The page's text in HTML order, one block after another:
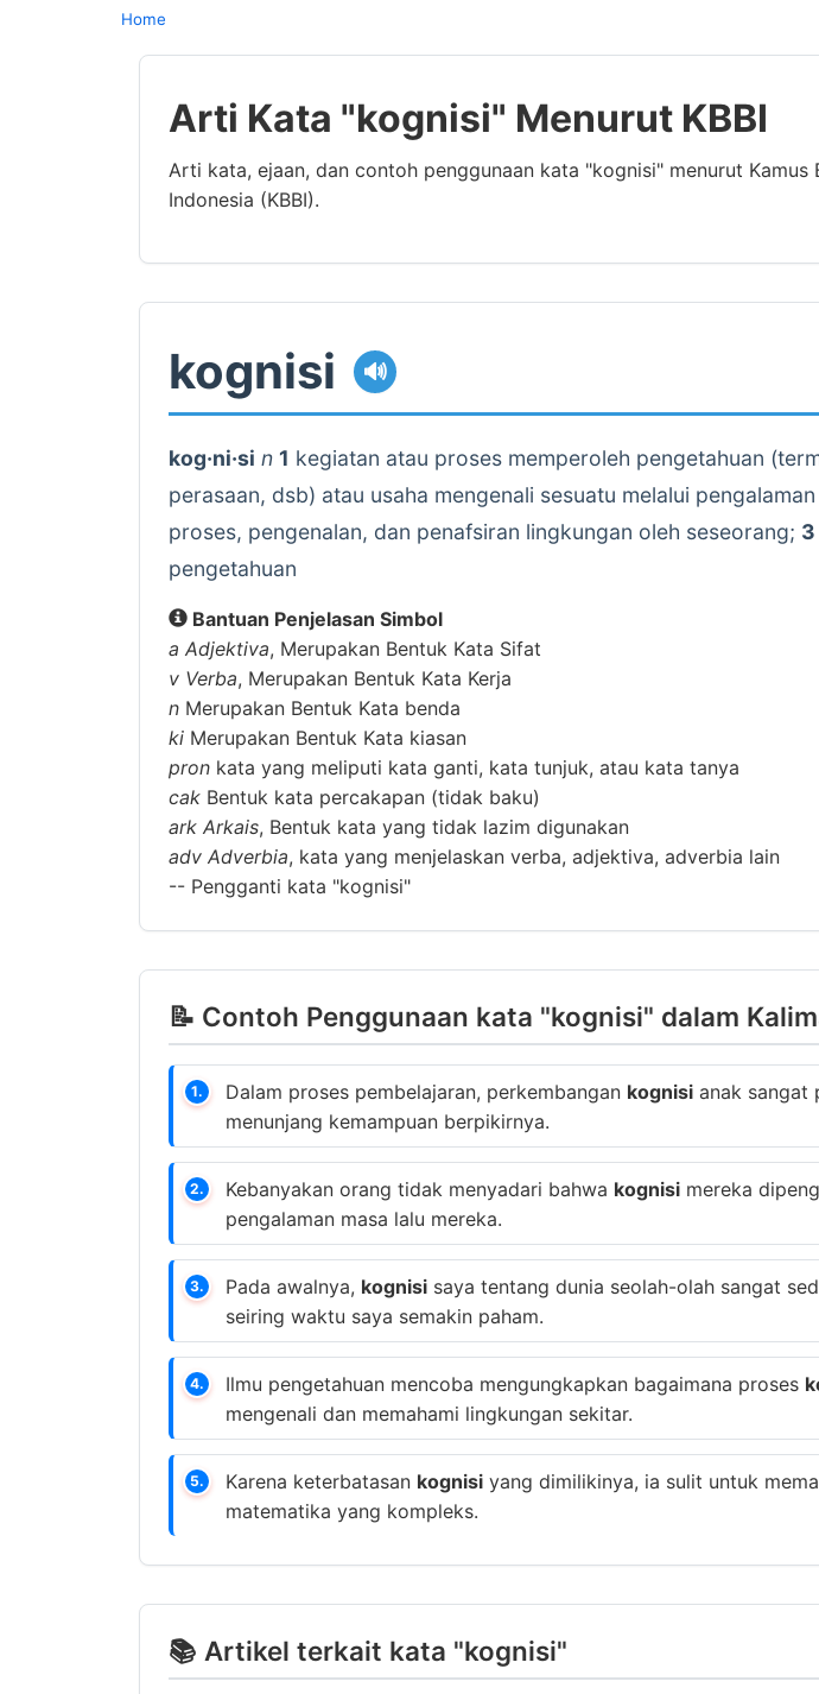
Home
Arti Kata "kognisi" Menurut KBBI
Arti kata, ejaan, dan contoh penggunaan kata "kognisi" menurut Kamus
Indonesia (KBBI).
kognisi 🔊
kog·ni·si n 1 kegiatan atau proses memperoleh pengetahuan
perasaan, dsb) atau usaha mengenali sesuatu melalui
proses, pengenalan, dan penafsiran lingkungan oleh seseorang; 3
pengetahuan
Bantuan Penjelasan Simbol
a Adjektiva, Merupakan Bentuk Kata Sifat
v Verba, Merupakan Bentuk Kata Kerja
n Merupakan Bentuk Kata benda
ki Merupakan Bentuk Kata kiasan
pron kata yang meliputi kata ganti, kata tunjuk, atau kata tanya
cak Bentuk kata percakapan (tidak baku)
ark Arkais, Bentuk kata yang tidak lazim digunakan
adv Adverbia, kata yang menjelaskan verba, adjektiva, adverbia lain
-- Pengganti kata "kognisi"
📝 Contoh Penggunaan kata "kognisi" dalam
1. Dalam proses pembelajaran, perkembangan kognisi anak sangat
menunjang kemampuan berpikirnya.
2. Kebanyakan orang tidak menyadari bahwa kognisi mereka
pengalaman masa lalu mereka.
3. Pada awalnya, kognisi saya tentang dunia seolah-olah sangat
seiring waktu saya semakin paham.
4. Ilmu pengetahuan mencoba mengungkapkan bagaimana proses
mengenali dan memahami lingkungan sekitar.
5. Karena keterbatasan kognisi yang dimilikinya, ia sulit untuk
matematika yang kompleks.
📚 Artikel terkait kata "kognisi"